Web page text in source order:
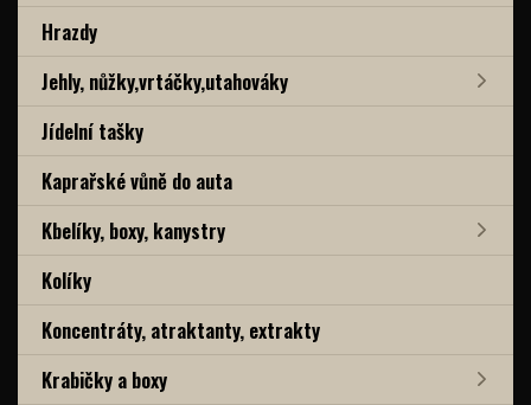
Hrazdy
Jehly, nůžky,vrtáčky,utahováky
Jídelní tašky
Kaprařské vůně do auta
Kbelíky, boxy, kanystry
Kolíky
Koncentráty, atraktanty, extrakty
Krabičky a boxy